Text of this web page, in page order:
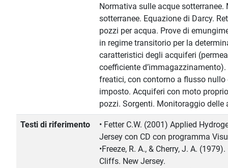
Normativa sulle acque
sotterranee. Equazione di Darcy.
pozzi per acqua. Prove di
in regime transitorio per la
caratteristici degli acquiferi
coefficiente
freatici, con contorno a flusso
imposto. Acquiferi con moto
pozzi. Sorgenti. Monitoraggio delle
Testi di riferimento
• Fetter C.W. (2001) Applied
Jersey con CD con programma
•Freeze, R. A., & Cherry, J. A.
Cliffs. New Jersey.